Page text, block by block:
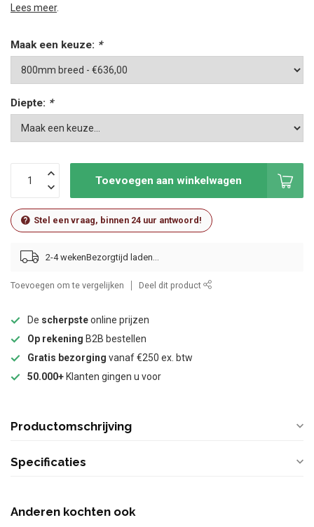
Lees meer.
Maak een keuze: *
Diepte: *
Toevoegen aan winkelwagen
Stel een vraag, binnen 24 uur antwoord!
2-4 weken
Toevoegen om te vergelijken Deel dit product
De scherpsteonline prijzen
Op rekening B2B bestellen
Gratis bezorging vanaf €250 ex. btw
50.000+ Klanten gingen u voor
Productomschrijving
Specificaties
Anderen kochten ook